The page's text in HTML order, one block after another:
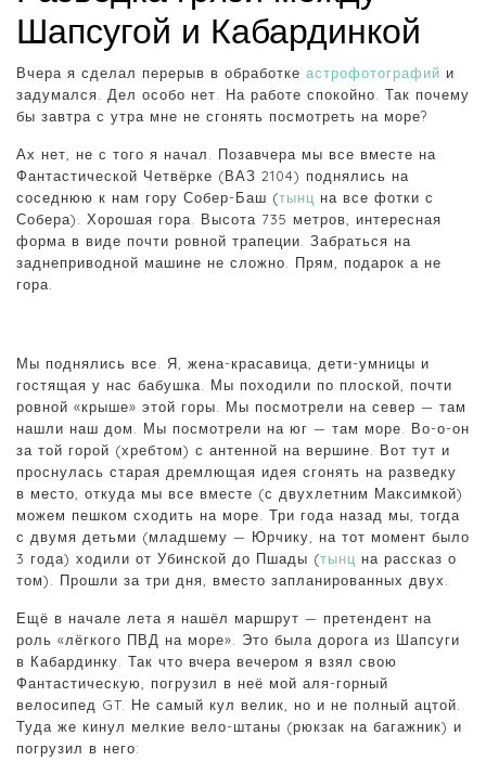
Шапсугой и Кабардинкой
Вчера я сделал перерыв в обработке астрофотографий и
задумался. Дел особо нет. На работе спокойно. Так почему
бы завтра с утра мне не сгонять посмотреть на море?
Ах нет, не с того я начал. Позавчера мы все вместе на
Фантастической Четвёрке (ВАЗ 2104) поднялись на
соседнюю к нам гору Собер-Баш (тынц на все фотки с
Собера). Хорошая гора. Высота 735 метров, интересная
форма в виде почти ровной трапеции. Забраться на
заднеприводной машине не сложно. Прям, подарок а не
гора.
Мы поднялись все. Я, жена-красавица, дети-умницы и
гостящая у нас бабушка. Мы походили по плоской, почти
ровной «крыше» этой горы. Мы посмотрели на север — там
нашли наш дом. Мы посмотрели на юг — там море. Во-о-он
за той горой (хребтом) с антенной на вершине. Вот тут и
проснулась старая дремлющая идея сгонять на разведку
в место, откуда мы все вместе (с двухлетним Максимкой)
можем пешком сходить на море. Три года назад мы, тогда
с двумя детьми (младшему — Юрчику, на тот момент было
3 года) ходили от Убинской до Пшады (тынц на рассказ о
том). Прошли за три дня, вместо запланированных двух.
Ещё в начале лета я нашёл маршрут — претендент на
роль «лёгкого ПВД на море». Это была дорога из Шапсуги
в Кабардинку. Так что вчера вечером я взял свою
Фантастическую, погрузил в неё мой аля-горный
велосипед GT. Не самый кул велик, но и не полный ацтой.
Туда же кинул мелкие вело-штаны (рюкзак на багажник) и
погрузил в него: